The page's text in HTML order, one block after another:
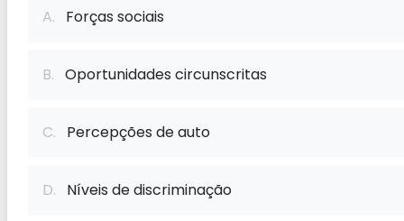
A. Forças sociais
B. Oportunidades circunscritas
C. Percepções de auto
D. Níveis de discriminação